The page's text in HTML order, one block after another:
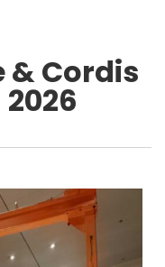
& Cordis